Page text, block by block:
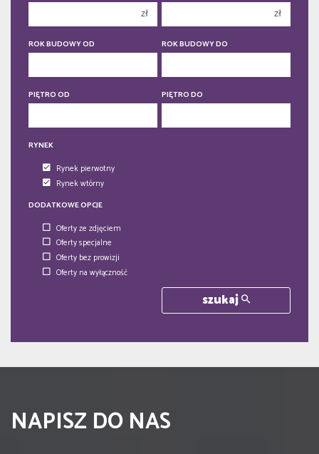
6 pokoi
6 pokoi
zł zł
ROK BUDOWY OD ROK BUDOWY DO
PIĘTRO OD PIĘTRO DO
RYNEK
Rynek pierwotny
Rynek wtórny
DODATKOWE OPCJE
Oferty ze zdjęciem
Oferty specjalne
Oferty bez prowizji
Oferty na wyłączność
szukaj
NAPISZ DO NAS